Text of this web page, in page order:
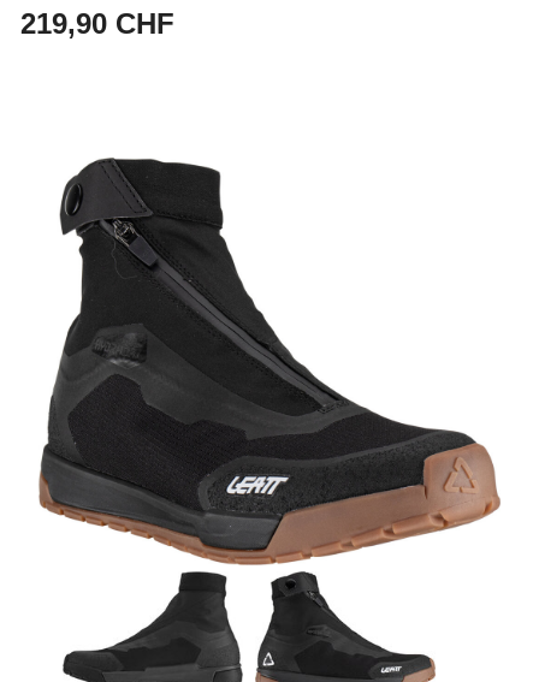
219,90 CHF